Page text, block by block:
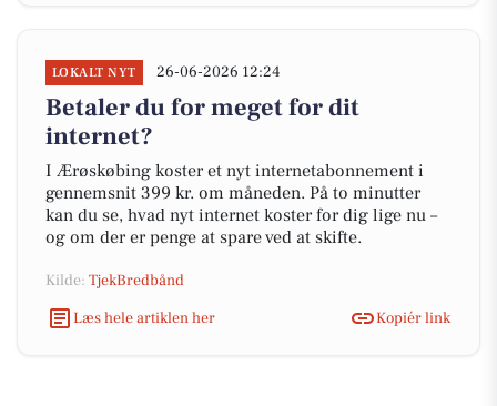
LOKALT NYT 26-06-2026 12:24
Betaler du for meget for dit
internet?
I Ærøskøbing koster et nyt internetabonnement i
gennemsnit 399 kr. om måneden. På to minutter
kan du se, hvad nyt internet koster for dig lige nu –
og om der er penge at spare ved at skifte.
Kilde: TjekBredbånd
Læs hele artiklen her
Kopiér link